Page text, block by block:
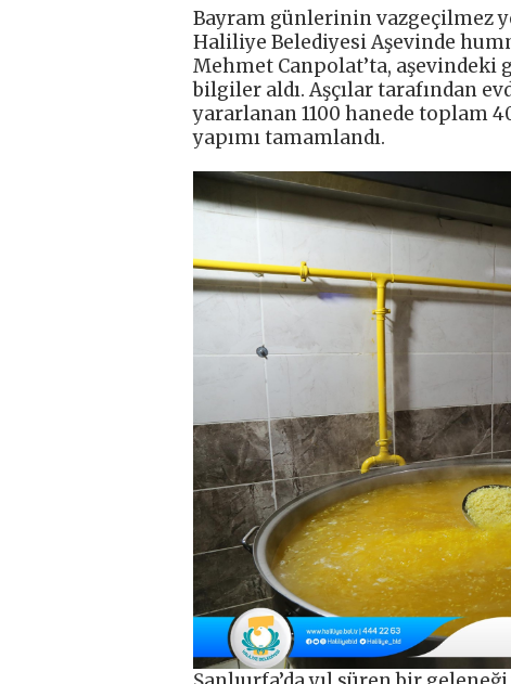
Bayram günlerinin vazgeçilmez
Haliliye Belediyesi Aşevinde
Mehmet Canpolat’ta,
bilgiler aldı. Aşçılar tarafından
yararlanan 1100 hanede toplam
yapımı tamamlandı.